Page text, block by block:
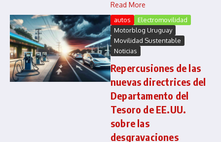
Read More
autos
Electromovilidad
Motorblog Uruguay
Movilidad Sustentable
Noticias
Repercusiones de las
nuevas directrices del
Departamento del
Tesoro de EE.UU.
sobre las
desgravaciones